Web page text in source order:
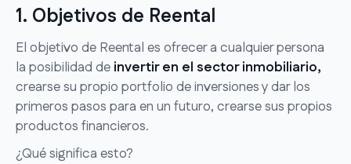
1. Objetivos de Reental
El objetivo de Reental es ofrecer a cualquier persona
la posibilidad de invertir en el sector inmobiliario,
crearse su propio portfolio de inversiones y dar los
primeros pasos para en un futuro, crearse sus propios
productos financieros.
¿Qué significa esto?